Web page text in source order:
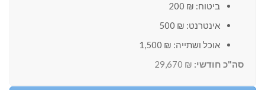
ביטוח: ₪ 200
אינטרנט: ₪ 500
אוכל ושתייה: ₪ 1,500
סה"כ חודשי: ₪ 29,670